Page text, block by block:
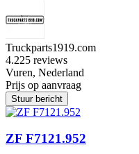
Truckparts1919.com
4.225 reviews
Vuren, Nederland
Prijs op aanvraag
Stuur bericht
ZF F7121.952